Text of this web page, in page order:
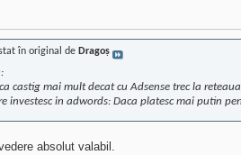
în original de Dragoș
castig mai mult decat cu Adsense trec la
investesc in adwords: Daca platesc mai putin
absolut valabil.